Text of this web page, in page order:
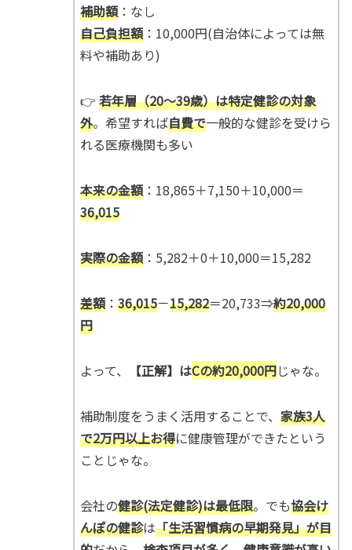
補助額：なし
自己負担額：10,000円(自治体によっては無
料や補助あり)
👉 若年層（20〜39歳）は特定健診の対象
外。希望すれば自費で一般的な健診を受けら
れる医療機関も多い
本来の金額：18,865＋7,150＋10,000＝
36,015
実際の金額：5,282＋0＋10,000＝15,282
差額： 36,015－15,282＝20,733⇒約20,000
円
よって、 【正解】はCの約20,000円じゃな。
補助制度をうまく活用することで、 家族3人
で2万円以上お得に健康管理ができたという
ことじゃな。
会社の健診(法定健診)は最低限。でも協会け
んぽの健診は「生活習慣病の早期発見」が目